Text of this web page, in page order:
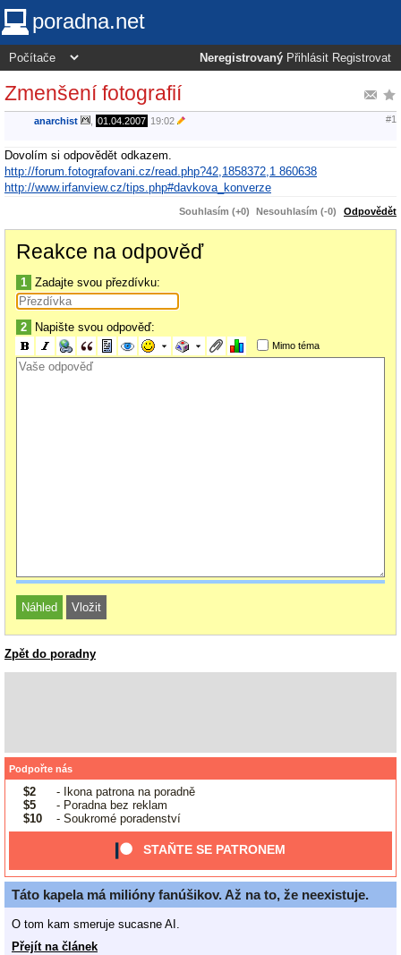
poradna.net
Neregistrovaný Přihlásit Registrovat
Zmenšení fotografií
anarchist 01.04.2007 19:02 #1
Dovolím si odpovědět odkazem.
http://forum.fotografovani.cz/read.php?42,1858372,1 860638
http://www.irfanview.cz/tips.php#davkova_konverze
Souhlasím (+0) Nesouhlasím (-0) Odpovědět
Reakce na odpověď
1 Zadajte svou přezdívku:
2 Napište svou odpověď:
Mimo téma
Zpět do poradny
Podpořte nás
$2
- Ikona patrona na poradně
$5
- Poradna bez reklam
$10
- Soukromé poradenství
STAŇTE SE PATRONEM
Táto kapela má milióny fanúšikov. Až na to, že neexistuje.
O tom kam smeruje sucasne AI.
Přejít na článek